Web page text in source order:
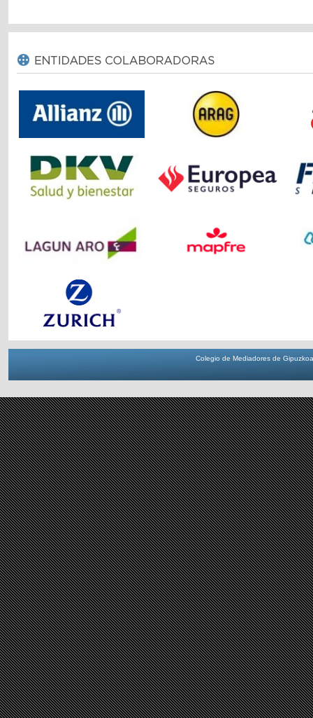
Colegio de Mediadores de